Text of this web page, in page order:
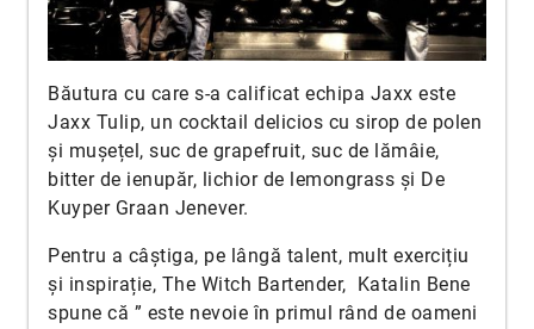
Băutura cu care s-a calificat echipa Jaxx este
Jaxx Tulip, un cocktail delicios cu sirop de polen
și mușețel, suc de grapefruit, suc de lămâie,
bitter de ienupăr, lichior de lemongrass și De
Kuyper Graan Jenever.
Pentru a câștiga, pe lângă talent, mult exercițiu
și inspirație, The Witch Bartender, Katalin Bene
spune că ” este nevoie în primul rând de oameni